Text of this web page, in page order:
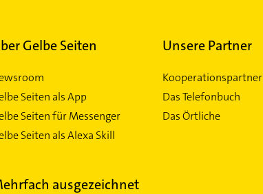
Gelbe Seiten
Seiten als App
Seiten für Messenger
Seiten als Alexa Skill
Unsere Partner
Kooperationspartner
Das Telefonbuch
Das Örtliche
ausgezeichnet